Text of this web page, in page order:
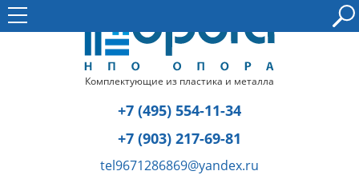
Комплектующие из пластика и металла
+7 (495) 554-11-34
+7 (903) 217-69-81
tel9671286869@yandex.ru